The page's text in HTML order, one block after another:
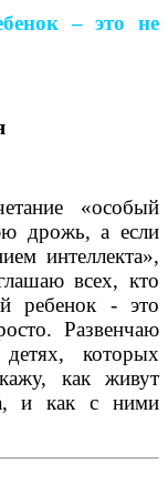
– это не
«особый
дрожь, а если
интеллекта»,
всех, кто
ребенок - это
Развенчаю
которых
как живут
и как с ними